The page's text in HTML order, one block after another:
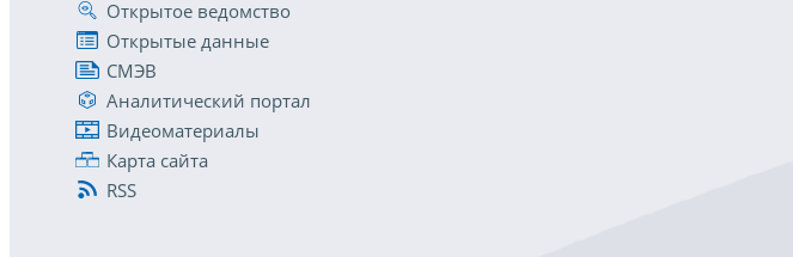
Открытое ведомство
Открытые данные
СМЭВ
Аналитический портал
Видеоматериалы
Карта сайта
RSS